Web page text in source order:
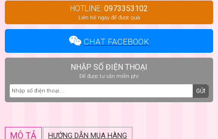
HOTLINE: 0973353102
Liên hệ ngay để được quà
CHAT FACEBOOK
NHẬP SỐ ĐIỆN THOẠI
Để được tư vấn miễn phí
GỬI
MÔ TẢ HƯỚNG DẪN MUA HÀNG